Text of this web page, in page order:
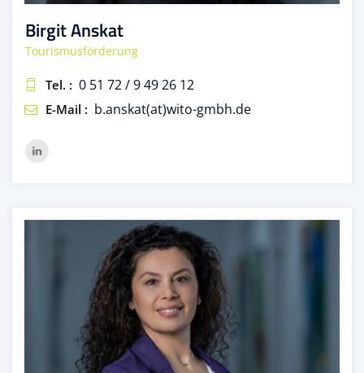
Birgit Anskat
Tourismusförderung
Tel. : 0 51 72 / 9 49 26 12
E-Mail : b.anskat(at)wito-gmbh.de